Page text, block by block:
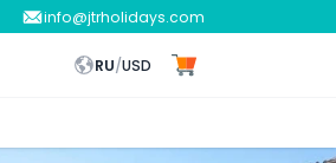
info@jtrholidays.com
RU/USD